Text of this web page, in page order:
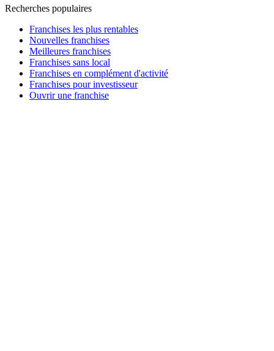
Recherches populaires
Franchises les plus rentables
Nouvelles franchises
Meilleures franchises
Franchises sans local
Franchises en complément d'activité
Franchises pour investisseur
Ouvrir une franchise